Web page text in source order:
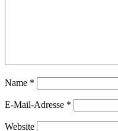
Name *
E-Mail-Adresse *
Website